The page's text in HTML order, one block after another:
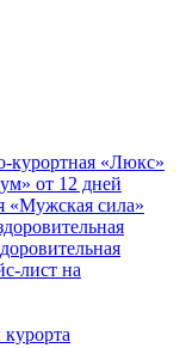
курортная «Люкс»
от 12 дней
«Мужская сила»
лист на